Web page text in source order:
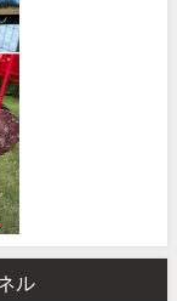
ル